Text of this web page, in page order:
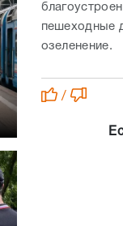
пешеходные
озеленение.
/